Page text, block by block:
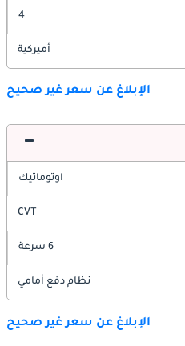
4
أميركية
الإبلاغ عن سعر غير صحيح
اوتوماتيك
CVT
6 سرعة
نظام دفع أمامي
الإبلاغ عن سعر غير صحيح